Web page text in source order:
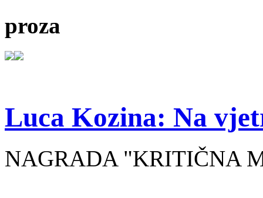
proza
Luca Kozina: Na
NAGRADA "KRITIČNA